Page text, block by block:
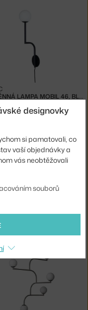
NÁSTĚNNÁ LAMPA MOBIL 46, BLACK
LUSTR MOBIL 70, BRUSHED BRASS
designovky
si pamatovali, co
vaší objednávky a
vás neobtěžovali
souborů